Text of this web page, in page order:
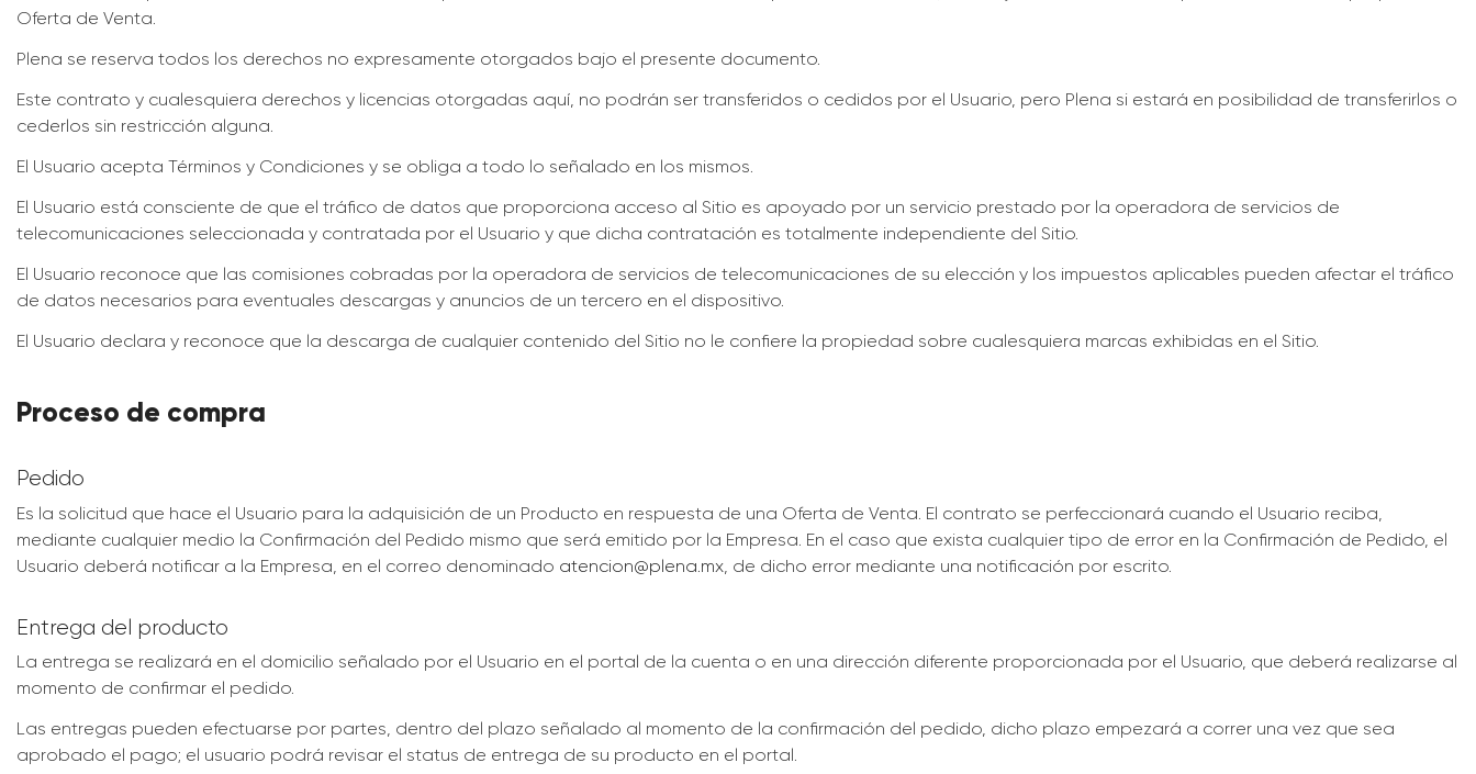
Oferta de Venta.
Plena se reserva todos los derechos no expresamente otorgados bajo el presente documento.
Este contrato y cualesquiera derechos y licencias otorgadas aquí, no podrán ser transferidos o cedidos por el Usuario, pero Plena si estará en posibilidad de transferirlos o
cederlos sin restricción alguna.
El Usuario acepta Términos y Condiciones y se obliga a todo lo señalado en los mismos.
El Usuario está consciente de que el tráfico de datos que proporciona acceso al Sitio es apoyado por un servicio prestado por la operadora de servicios de
telecomunicaciones seleccionada y contratada por el Usuario y que dicha contratación es totalmente independiente del Sitio.
El Usuario reconoce que las comisiones cobradas por la operadora de servicios de telecomunicaciones de su elección y los impuestos aplicables pueden afectar el tráfico
de datos necesarios para eventuales descargas y anuncios de un tercero en el dispositivo.
El Usuario declara y reconoce que la descarga de cualquier contenido del Sitio no le confiere la propiedad sobre cualesquiera marcas exhibidas en el Sitio.
Proceso de compra
Pedido
Es la solicitud que hace el Usuario para la adquisición de un Producto en respuesta de una Oferta de Venta. El contrato se perfeccionará cuando el Usuario reciba,
mediante cualquier medio la Confirmación del Pedido mismo que será emitido por la Empresa. En el caso que exista cualquier tipo de error en la Confirmación de Pedido, el
Usuario deberá notificar a la Empresa, en el correo denominado atencion@plena.mx , de dicho error mediante una notificación por escrito.
Entrega del producto
La entrega se realizará en el domicilio señalado por el Usuario en el portal de la cuenta o en una dirección diferente proporcionada por el Usuario, que deberá realizarse al
momento de confirmar el pedido.
Las entregas pueden efectuarse por partes, dentro del plazo señalado al momento de la confirmación del pedido, dicho plazo empezará a correr una vez que sea
aprobado el pago; el usuario podrá revisar el status de entrega de su producto en el portal.